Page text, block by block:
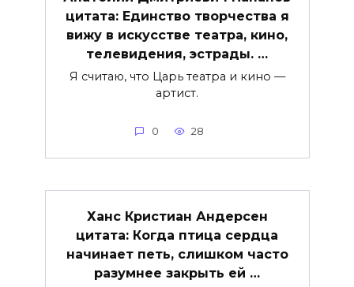
цитата: Единство творчества я
вижу в искусстве театра, кино,
телевидения, эстрады. …
Я считаю, что Царь театра и кино —
артист.
0 28
Ханс Кристиан Андерсен
цитата: Когда птица сердца
начинает петь, слишком часто
разумнее закрыть ей …